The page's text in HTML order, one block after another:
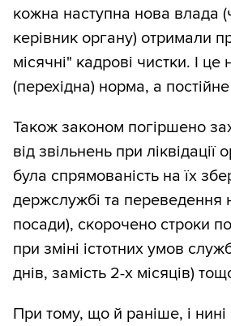
кожна наступна нова влада
керівник органу) отримали
місячні" кадрові чистки. І це
(перехідна) норма, а
Також законом погіршено
від звільнень при ліквідації
була спрямованість на їх
держслужбі та переведення
посади), скорочено строки
при зміні істотних умов
днів, замість 2-х місяців)
При тому, що й раніше, і нині